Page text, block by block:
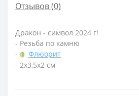
Отзывов (0)
Дракон - символ 2024 г!
- Резьба по камню
-
Флюорит
- 2х3,5х2 см